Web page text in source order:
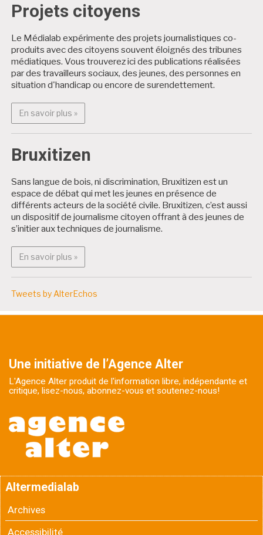
Projets citoyens
Le Médialab expérimente des projets journalistiques co-
produits avec des citoyens souvent éloignés des tribunes
médiatiques. Vous trouverez ici des publications réalisées
par des travailleurs sociaux, des jeunes, des personnes en
situation d'handicap ou encore de surendettement.
En savoir plus »En savoir plus : Projets citoyens
Bruxitizen
Sans langue de bois, ni discrimination, Bruxitizen est un
espace de débat qui met les jeunes en présence de
différents acteurs de la société civile. Bruxitizen, c’est aussi
un dispositif de journalisme citoyen offrant à des jeunes de
s’initier aux techniques de journalisme.
En savoir plus »En savoir plus : Bruxitizen
Tweets by AlterEchos
Une initiative de l’Agence Alter
L'Agence Alter produit de l'information libre, indépendante et
critique, lisez-nous, abonnez-vous et soutenez-nous!
Altermedialab
Archives
Accessibilité